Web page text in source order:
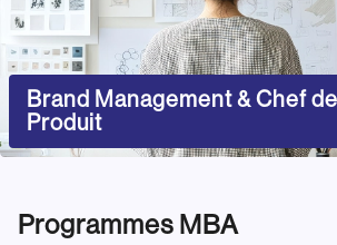
Brand Management & Chef de
Produit
Programmes MBA